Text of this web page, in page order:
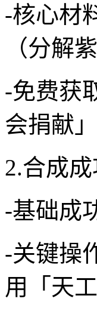
-核心材
（分解
-免费获
会捐献
2.合成
-基础成
-关键操
用「天